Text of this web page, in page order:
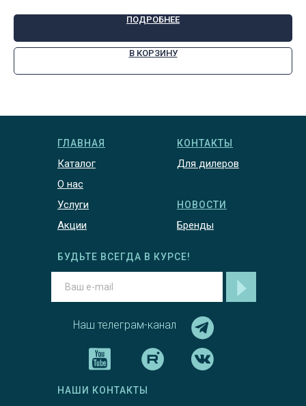
ПОДРОБНЕЕ
В КОРЗИНУ
ГЛАВНАЯ
Каталог
О нас
Услуги
Акции
КОНТАКТЫ
Для дилеров
НОВОСТИ
Бренды
Наш телеграм-канал
БУДЬТЕ ВСЕГДА В КУРСЕ!
НАШИ КОНТАКТЫ